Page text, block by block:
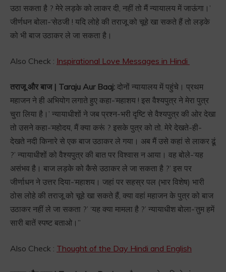
उठा सकता है ? मेरे लड़के को लाकर दी, नहीं तो मैं न्यायालय में जाऊंगा।’
जीर्णधन बोला-‘सेठजी ! यदि लोहे की तराजू को चूहे खा सकते हैं तो लड़के
को भी बाज उठाकर ले जा सकता है।
Also Check : Inspirational Love Messages in Hindi
तराजू और बाज | Taraju Aur Baaj: दोनों न्यायालय में पहुंचे। प्रथम
महाजन ने ही अभियोग लगाते हुए कहा-‘महाशय ! इस वैश्यपुत्र ने मेरा पुत्र
चुरा लिया है।’ न्यायाधीशों ने जब प्रश्न-भरी दृष्टि से वैश्यपुत्र की ओर देखा
तो उसने कहा-‘महोदय, मैं क्या करूं ? इसके पुत्र को तो. मेरे देखते-ही-
देखते नदी किनारे से एक बाज उठाकर ले गया। अब मैं उसे कहां से लाकर ढूं
?’ न्यायाधीशों को वैश्यपुत्र की बात पर विश्वास न आया। वह बोले-‘यह
असंभव है। बाज लड़के को कैसे उठाकर ले जा सकता है ?’ इस पर
जीर्णाधन ने उत्तर दिया-‘महाशय। जहां पर सहस्र पल (भार विशेष) भारी
ठोस लोहे की तराजू को चूहे खा सकते हैं, क्या वहां महाजन के पुत्र को बाज
उठाकर नहीं ले जा सकता ?’ ‘यह क्या मामला है ?’ न्यायाधीश बोला-‘तुम हमें
सारी बातें स्पष्ट बताओ।”
Also Check : Thought of the Day Hindi and English